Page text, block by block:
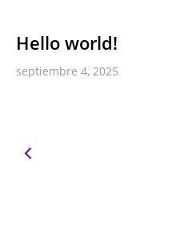
Hello world!
septiembre 4, 2025